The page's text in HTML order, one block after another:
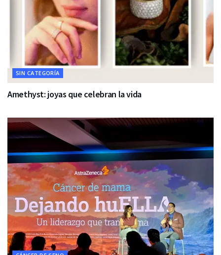
SIN CATEGORÍA
Amethyst: joyas que celebran la vida